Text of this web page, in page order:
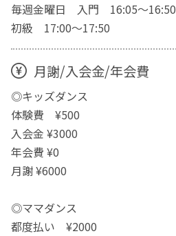
毎週金曜日 入門 16:05〜16:50
初級 17:00〜17:50
月謝/入会金/年会費
◎キッズダンス
体験費 ¥500
入会金 ¥3000
年会費 ¥0
月謝 ¥6000
◎ママダンス
都度払い ¥2000